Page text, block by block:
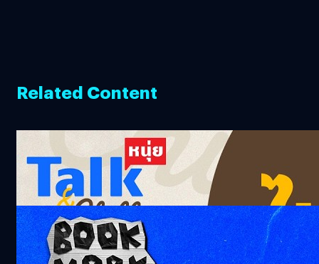
Related Content
ไม่ปรับก็ตาย เพราะ AI มันไม่รอคุณ ! หนุ่ยTalk
and Chill x @ToppJirayutOfficial
124.5k views 5 months ago
จุดกำเนิดแอปเรียกรถ | Bookmark